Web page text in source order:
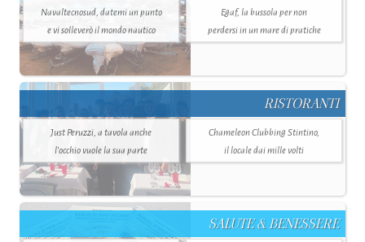
Navaltecnosud, datemi un punto
e vi solleverò il mondo nautico
Egaf, la bussola per non
perdersi in un mare di pratiche
RISTORANTI
Just Peruzzi, a tavola anche
l’occhio vuole la sua parte
Chameleon Clubbing Stintino,
il locale dai mille volti
SALUTE & BENESSERE